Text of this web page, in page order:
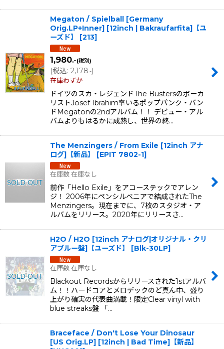
Megaton / Spielball [Germany
Orig.LP+Inner] [12inch | Bakraufarfita]【ユ
ーズド】
[213]
1,980.-(税別)
(税込: 2,178.-)
在庫わずか
ドイツのスカ・レジェンドThe Bustersのボーカ
リストJosef Ibrahim率いるポップパンク・バン
ドMegatonの2ndアルバム！！ デビュー・アル
バムよりもはるかに成熟し、世界の終…
The Menzingers / From Exile [12inch アナ
ログ]【新品】
[EPIT 7802-1]
在庫数 在庫なし
前作「Hello Exile」をアコーステックでアレン
ジ！ 2006年にペンシルベニアで結成されたThe
Menzingers。現在までに、7枚のスタジオ・ア
ルバムをリリース。2020年にリリースさ…
H2O / H2O [12inch アナログ|オリジナル・クリ
アブルー盤]【ユーズド】
[Blk-30LP]
在庫数 在庫なし
Blackout Recordsからリリースされた1stアルバ
ム！！ハードコアとメロデックのど真ん中、盛り
上がり確実の代表曲満載！限定Clear vinyl with
blue streaks盤 「…
Braceface / Don't Lose Your Dinosaur
[US Orig.LP] [12inch | Bad Time]【新品】